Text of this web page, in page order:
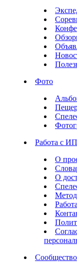
Фото
Работа с
О
О
Сообщество